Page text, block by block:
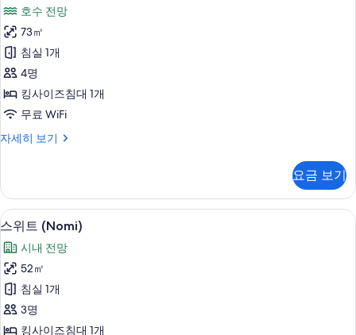
내
전
망
사
진
모
두
침
대
개,
시
내
전
망
세
기
트
(LAKE
MICHIGAN
SUITE)
사
진
모
기
호수 전망
73㎡
침실 1개
4명
킹사이즈침대 1개
무료 WiFi
자세히 보기
스
MICHIGAN
SUITE)
자
히
보
기
요금 보기
스
위
트
(Nomi)
사
진
스위트 (Nomi) | 고급 침구, 오리/거위
7
스위트 (Nomi)
시내 전망
52㎡
침실 1개
3명
킹사이즈침대 1개